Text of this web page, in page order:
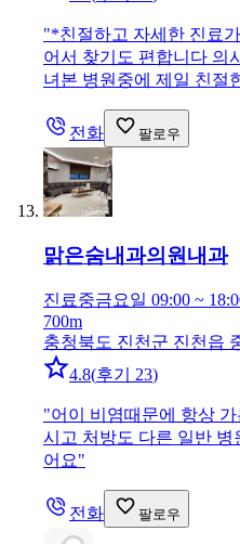
"*친절하고 자세한 진료
어서 찾기도 편합니다 의
녀본 병원중에 제일 친절
전화 팔로우
맑은숨내과의원 내과
진료중금요일 09:00 ~
700m
충청북도 진천군 진천읍
4.8(후기 23)
"어이 비염때문에 항상
시고 처방도 다른 일반
어요"
전화 팔로우